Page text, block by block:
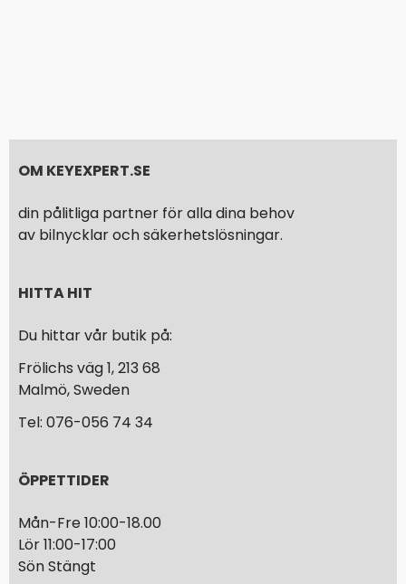
OM KEYEXPERT.SE
din pålitliga partner för alla dina behov
av bilnycklar och säkerhetslösningar.
HITTA HIT
Du hittar vår butik på:
Frölichs väg 1, 213 68
Malmö, Sweden
Tel: 076-056 74 34
ÖPPETTIDER
Mån-Fre 10:00-18.00
Lör 11:00-17:00
Sön Stängt